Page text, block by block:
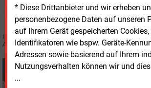
* Diese Drittanbieter und wir erheben
personenbezogene Daten auf unseren
auf Ihrem Gerät gespeicherten
Identifikatoren wie bspw. Geräte-
Adressen sowie basierend auf Ihrem
Nutzungsverhalten können wir und
...
Eine Partnerschaft für CRM-
In einer strategischen Partnerschaft wollen die Cursor
Adesso SE künftig zusammenarbeiten.